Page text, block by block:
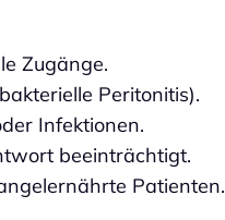
Zugänge.
Peritonitis).
Infektionen.
beeinträchtigt.
Patienten.